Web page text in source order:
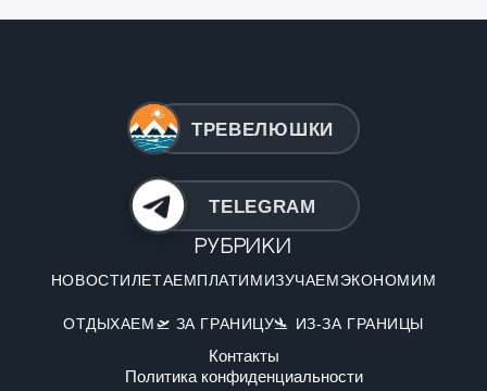
ТРЕВЕЛЮШКИ
TELEGRAM
Рубрики
НОВОСТИЛЕТАЕМПЛАТИМИЗУЧАЕМЭКОНОМИМ
ОТДЫХАЕМ🛫 ЗА ГРАНИЦУ🛬 ИЗ-ЗА ГРАНИЦЫ
Контакты
Политика конфиденциальности